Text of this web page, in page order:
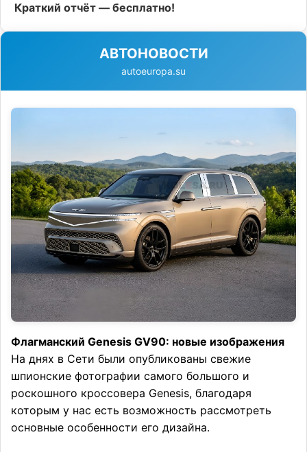
Краткий отчёт — бесплатно!
АВТОНОВОСТИ
autoeuropa.su
Флагманский Genesis GV90: новые изображения
На днях в Сети были опубликованы свежие
шпионские фотографии самого большого и
роскошного кроссовера Genesis, благодаря
которым у нас есть возможность рассмотреть
основные особенности его дизайна.